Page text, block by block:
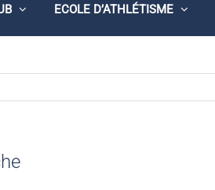
ECOLE D’ATHLÉTISME